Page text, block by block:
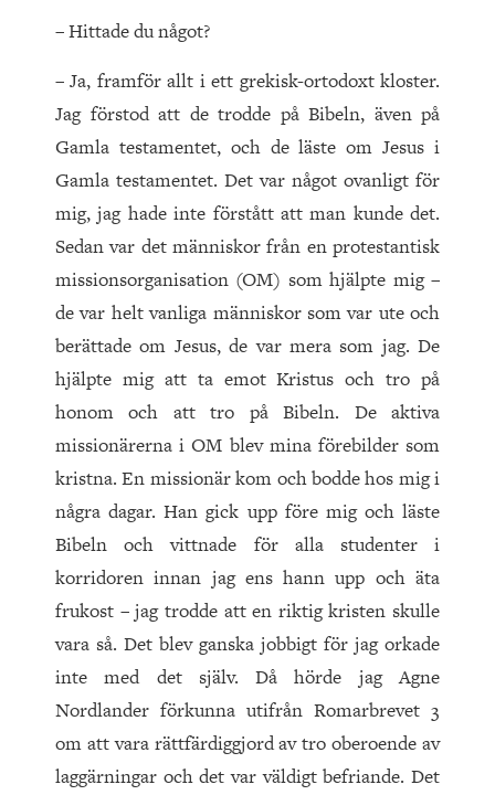
– Hittade du något?
– Ja, framför allt i ett grekisk-ortodoxt kloster.
Jag förstod att de trodde på Bibeln, även på
Gamla testamentet, och de läste om Jesus i
Gamla testamentet. Det var något ovanligt för
mig, jag hade inte förstått att man kunde det.
Sedan var det människor från en protestantisk
missionsorganisation (OM) som hjälpte mig –
de var helt vanliga människor som var ute och
berättade om Jesus, de var mera som jag. De
hjälpte mig att ta emot Kristus och tro på
honom och att tro på Bibeln. De aktiva
missionärerna i OM blev mina förebilder som
kristna. En missionär kom och bodde hos mig i
några dagar. Han gick upp före mig och läste
Bibeln och vittnade för alla studenter i
korridoren innan jag ens hann upp och äta
frukost – jag trodde att en riktig kristen skulle
vara så. Det blev ganska jobbigt för jag orkade
inte med det själv. Då hörde jag Agne
Nordlander förkunna utifrån Romarbrevet 3
om att vara rättfärdiggjord av tro oberoende av
laggärningar och det var väldigt befriande. Det